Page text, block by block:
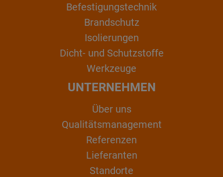
Befestigungstechnik
Brandschutz
Isolierungen
Dicht- und Schutzstoffe
Werkzeuge
UNTERNEHMEN
Über uns
Qualitätsmanagement
Referenzen
Lieferanten
Standorte